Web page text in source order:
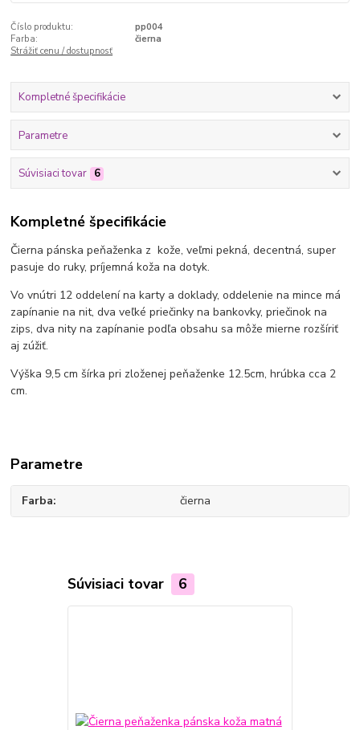
Číslo produktu:
pp004
Farba:
čierna
Strážiť cenu / dostupnosť
Kompletné špecifikácie
Parametre
Súvisiaci tovar 6
Kompletné špecifikácie
Čierna pánska peňaženka z kože, veľmi pekná, decentná, super
pasuje do ruky, príjemná koža na dotyk.
Vo vnútri 12 oddelení na karty a doklady, oddelenie na mince má
zapínanie na nit, dva veľké priečinky na bankovky, priečinok na
zips, dva nity na zapínanie podľa obsahu sa môže mierne rozšíriť
aj zúžiť.
Výška 9,5 cm šírka pri zloženej peňaženke 12.5cm, hrúbka cca 2
cm.
Parametre
Farba čierna
Súvisiaci tovar 6